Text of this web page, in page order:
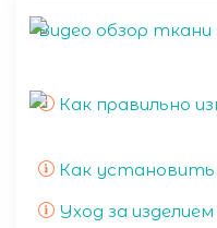
Видео обзор ткани
Как правильно
Как установить
Уход за изделием